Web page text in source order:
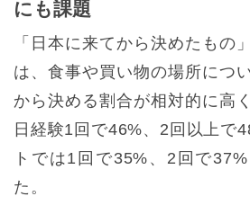
にも課題
「日本に来てから決めたもの
は、食事や買い物の場所につ
から決める割合が相対的に高
日経験1回で46%、2回以上で
トでは1回で35%、2回で
た。